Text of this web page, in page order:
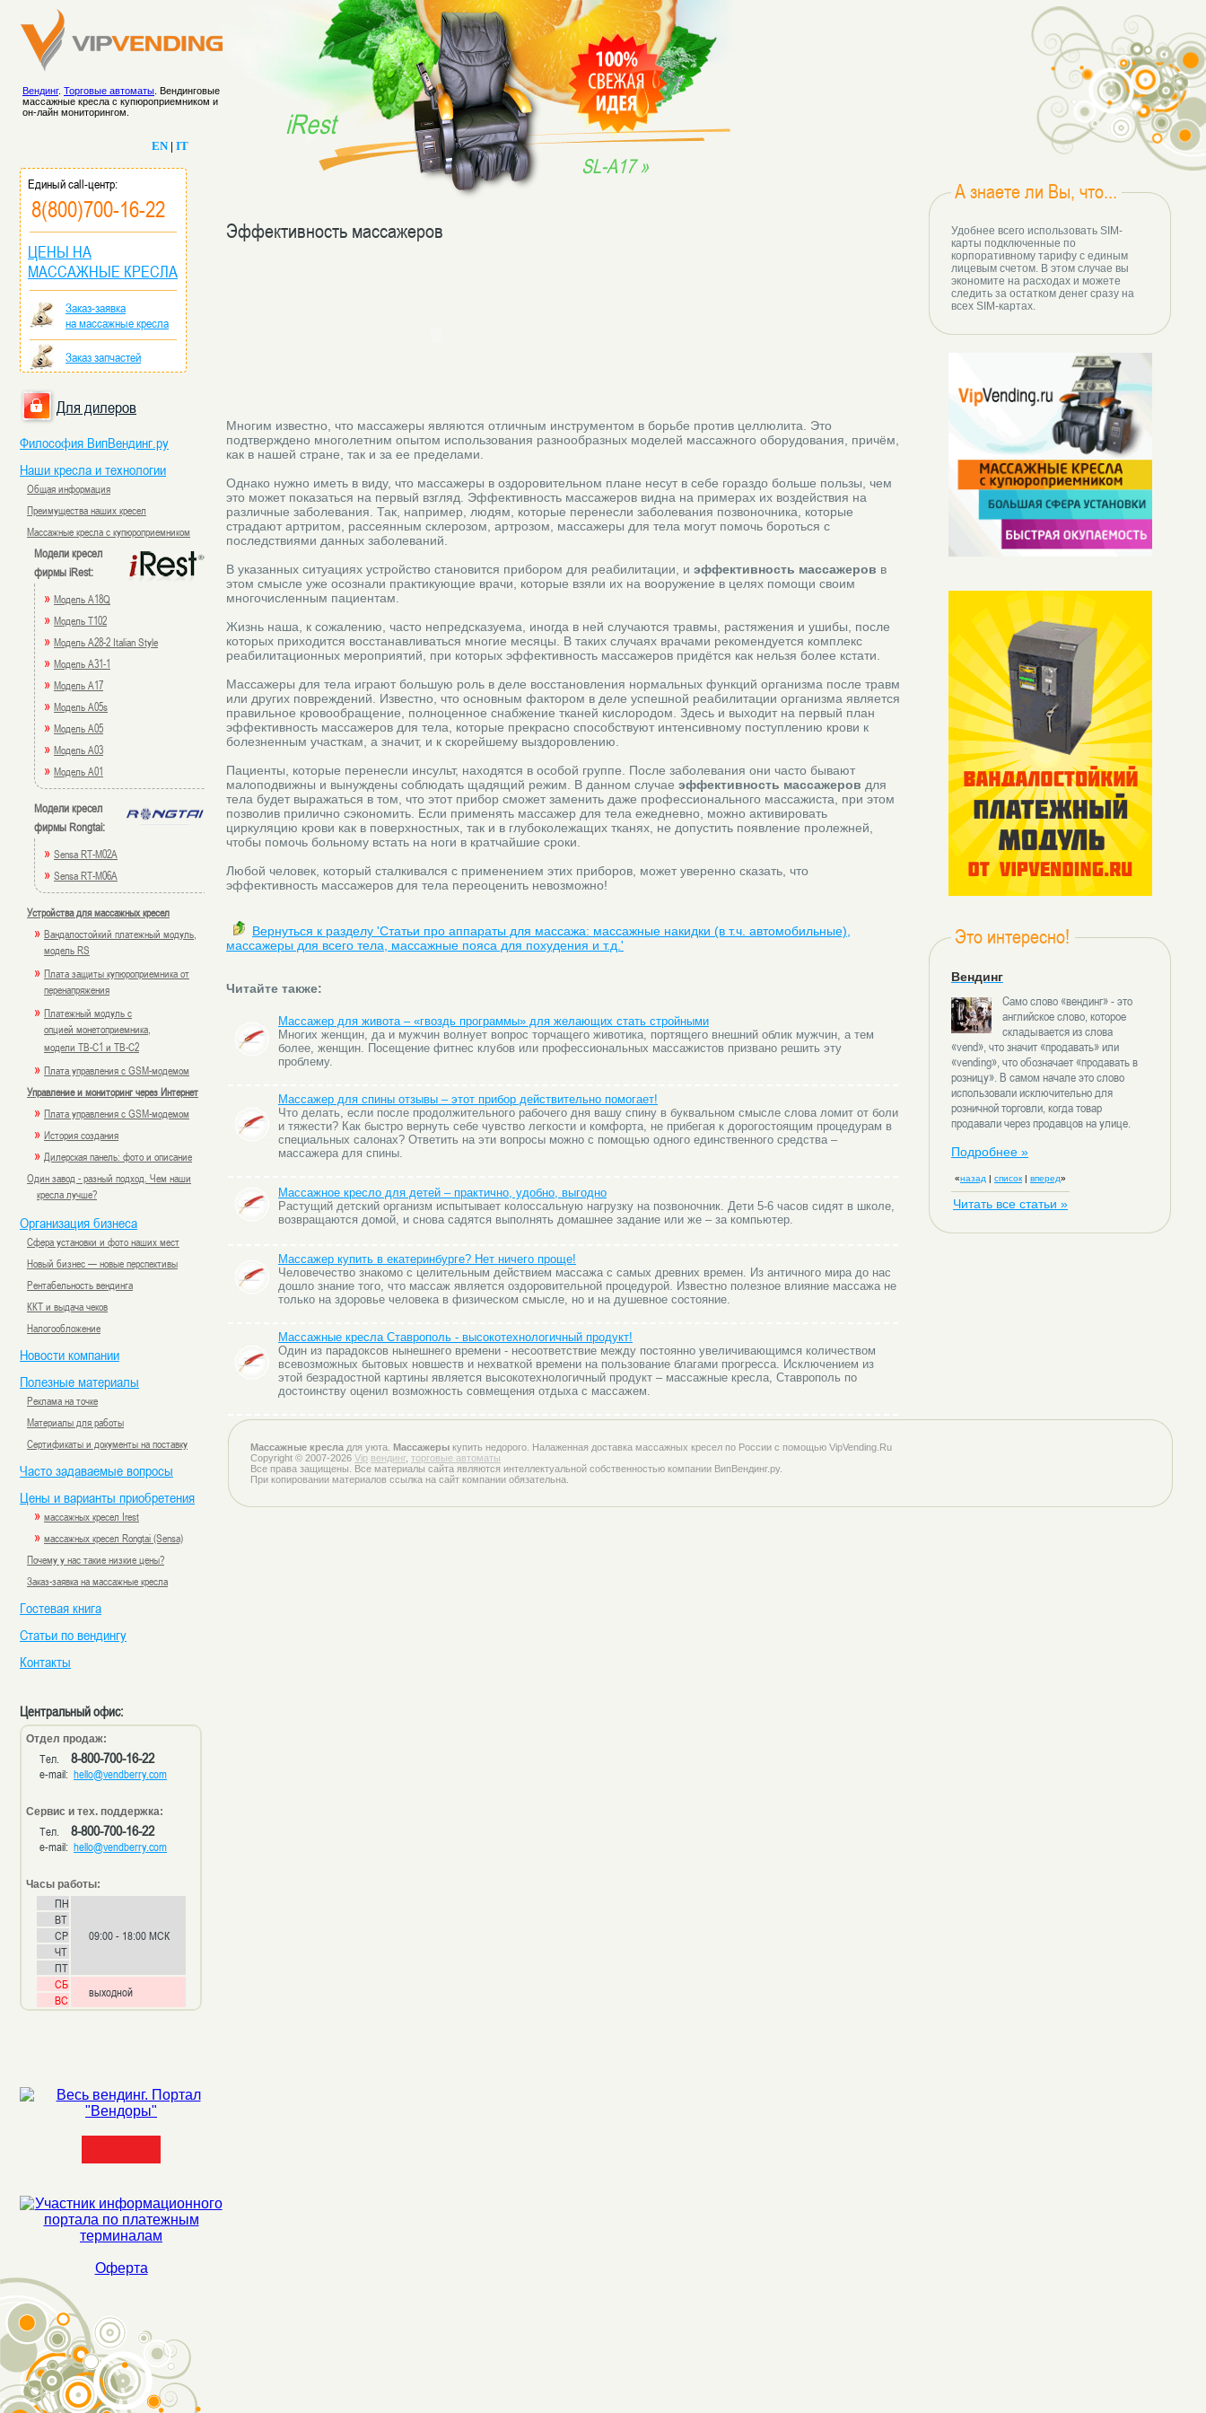
EN| IT
Вендинг. Торговые автоматы . Вендинговые
массажные кресла с купюроприемником и
он-лайн мониторингом.
iRest
SL-A17 »
Единый call-центр:
8(800)700-16-22
ЦЕНЫ НА
МАССАЖНЫЕ КРЕСЛА
Заказ-заявка
на массажные кресла
Заказ запчастей
Для дилеров
Философия ВипВендинг.ру
Наши кресла и технологии
Общая информация
Преимущества наших кресел
Массажные кресла с купюроприемником
Модели кресел
фирмы iRest:
» Модель A18Q
» Модель T102
» Модель A28-2 Italian Style
» Модель A31-1
» Модель A17
» Модель A05s
» Модель A05
» Модель A03
» Модель A01
Модели кресел
фирмы Rongtai:
» Sensa RT-M02A
» Sensa RT-M06A
Устройства для массажных кресел
» Вандалостойкий платежный модуль,
модель RS
» Плата защиты купюроприемника от
перенапряжения
» Платежный модуль с
опцией монетоприемника,
модели TB-C1 и TB-C2
» Плата управления с GSM-модемом
Управление и мониторинг через Интернет
» Плата управления с GSM-модемом
» История создания
» Дилерская панель: фото и описание
Один завод - разный подход. Чем наши
кресла лучше?
Организация бизнеса
Сфера установки и фото наших мест
Новый бизнес — новые перспективы
Рентабельность вендинга
ККТ и выдача чеков
Налогообложение
Новости компании
Полезные материалы
Реклама на точке
Материалы для работы
Сертификаты и документы на поставку
Часто задаваемые вопросы
Цены и варианты приобретения
» массажных кресел Irest
» массажных кресел Rongtai (Sensa)
Почему у нас такие низкие цены?
Заказ-заявка на массажные кресла
Гостевая книга
Статьи по вендингу
Контакты
Центральный офис:
Отдел продаж:
Тел. 8-800-700-16-22
e-mail: hello@vendberry.com
Сервис и тех. поддержка:
Тел. 8-800-700-16-22
e-mail: hello@vendberry.com
Часы работы:
ПН
09:00 - 18:00 МСК
ВТ
СР
ЧТ
ПТ
СБ
выходной
ВС
Оферта
Эффективность массажеров
Многим известно, что массажеры являются отличным инструментом в борьбе против целлюлита. Это
подтверждено многолетним опытом использования разнообразных моделей массажного оборудования, причём,
как в нашей стране, так и за ее пределами.
Однако нужно иметь в виду, что массажеры в оздоровительном плане несут в себе гораздо больше пользы, чем
это может показаться на первый взгляд. Эффективность массажеров видна на примерах их воздействия на
различные заболевания. Так, например, людям, которые перенесли заболевания позвоночника, которые
страдают артритом, рассеянным склерозом, артрозом, массажеры для тела могут помочь бороться с
последствиями данных заболеваний.
В указанных ситуациях устройство становится прибором для реабилитации, и эффективность массажеров в
этом смысле уже осознали практикующие врачи, которые взяли их на вооружение в целях помощи своим
многочисленным пациентам.
Жизнь наша, к сожалению, часто непредсказуема, иногда в ней случаются травмы, растяжения и ушибы, после
которых приходится восстанавливаться многие месяцы. В таких случаях врачами рекомендуется комплекс
реабилитационных мероприятий, при которых эффективность массажеров придётся как нельзя более кстати.
Массажеры для тела играют большую роль в деле восстановления нормальных функций организма после травм
или других повреждений. Известно, что основным фактором в деле успешной реабилитации организма является
правильное кровообращение, полноценное снабжение тканей кислородом. Здесь и выходит на первый план
эффективность массажеров для тела, которые прекрасно способствуют интенсивному поступлению крови к
болезненным участкам, а значит, и к скорейшему выздоровлению.
Пациенты, которые перенесли инсульт, находятся в особой группе. После заболевания они часто бывают
малоподвижны и вынуждены соблюдать щадящий режим. В данном случае эффективность массажеров для
тела будет выражаться в том, что этот прибор сможет заменить даже профессионального массажиста, при этом
позволив прилично сэкономить. Если применять массажер для тела ежедневно, можно активировать
циркуляцию крови как в поверхностных, так и в глубоколежащих тканях, не допустить появление пролежней,
чтобы помочь больному встать на ноги в кратчайшие сроки.
Любой человек, который сталкивался с применением этих приборов, может уверенно сказать, что
эффективность массажеров для тела переоценить невозможно!
Вернуться к разделу 'Статьи про аппараты для массажа: массажные накидки (в т.ч. автомобильные),
массажеры для всего тела, массажные пояса для похудения и т.д.'
Читайте также:
Массажер для живота – «гвоздь программы» для желающих стать стройными
Многих женщин, да и мужчин волнует вопрос торчащего животика, портящего внешний облик мужчин, а тем
более, женщин. Посещение фитнес клубов или профессиональных массажистов призвано решить эту
проблему.
Массажер для спины отзывы – этот прибор действительно помогает!
Что делать, если после продолжительного рабочего дня вашу спину в буквальном смысле слова ломит от боли
и тяжести? Как быстро вернуть себе чувство легкости и комфорта, не прибегая к дорогостоящим процедурам в
специальных салонах? Ответить на эти вопросы можно с помощью одного единственного средства –
массажера для спины.
Массажное кресло для детей – практично, удобно, выгодно
Растущий детский организм испытывает колоссальную нагрузку на позвоночник. Дети 5-6 часов сидят в школе,
возвращаются домой, и снова садятся выполнять домашнее задание или же – за компьютер.
Массажер купить в екатеринбурге? Нет ничего проще!
Человечество знакомо с целительным действием массажа с самых древних времен. Из античного мира до нас
дошло знание того, что массаж является оздоровительной процедурой. Известно полезное влияние массажа не
только на здоровье человека в физическом смысле, но и на душевное состояние.
Массажные кресла Ставрополь - высокотехнологичный продукт!
Один из парадоксов нынешнего времени - несоответствие между постоянно увеличивающимся количеством
всевозможных бытовых новшеств и нехваткой времени на пользование благами прогресса. Исключением из
этой безрадостной картины является высокотехнологичный продукт – массажные кресла, Ставрополь по
достоинству оценил возможность совмещения отдыха с массажем.
А знаете ли Вы, что...
Удобнее всего использовать SIM-
карты подключенные по
корпоративному тарифу с единым
лицевым счетом. В этом случае вы
экономите на расходах и можете
следить за остатком денег сразу на
всех SIM-картах.
Это интересно!
Вендинг
Само слово «вендинг» - это
английское слово, которое
складывается из слова
«vend», что значит «продавать» или
«vending», что обозначает «продавать в
розницу». В самом начале это слово
использовали исключительно для
розничной торговли, когда товар
продавали через продавцов на улице.
Подробнее »
«назад | список | вперед»
Читать все статьи »
Массажные кресла для уюта. Массажеры купить недорого. Налаженная доставка массажных кресел по России с помощью VipVending.Ru
Copyright © 2007-2026 Vip вендинг, торговые автоматы
Все права защищены. Все материалы сайта являются интеллектуальной собственностью компании ВипВендинг.ру.
При копировании материалов ссылка на сайт компании обязательна.